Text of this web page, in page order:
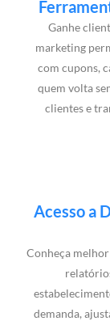
Ganhe
marketing
com cupons,
quem volta
clientes e
Acesso a
Conheça
demanda,